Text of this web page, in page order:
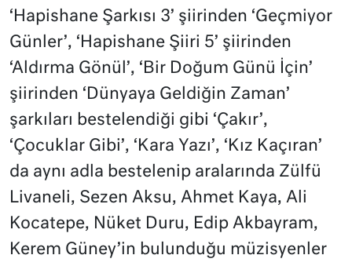
‘Hapishane Şarkısı 3’ şiirinden ‘Geçmiyor
Günler’, ‘Hapishane Şiiri 5’ şiirinden
‘Aldırma Gönül’, ‘Bir Doğum Günü İçin’
şiirinden ‘Dünyaya Geldiğin Zaman’
şarkıları bestelendiği gibi ‘Çakır’,
‘Çocuklar Gibi’, ‘Kara Yazı’, ‘Kız Kaçıran’
da aynı adla bestelenip aralarında Zülfü
Livaneli, Sezen Aksu, Ahmet Kaya, Ali
Kocatepe, Nüket Duru, Edip Akbayram,
Kerem Güney’in bulunduğu müzisyenler